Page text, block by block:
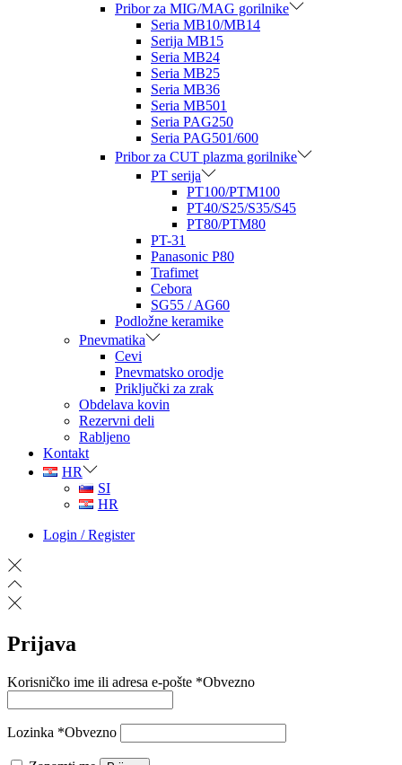
Pribor za MIG/MAG gorilnike
Seria MB10/MB14
Serija MB15
Seria MB24
Seria MB25
Seria MB36
Seria MB501
Seria PAG250
Seria PAG501/600
Pribor za CUT plazma gorilnike
PT serija
PT100/PTM100
PT40/S25/S35/S45
PT80/PTM80
PT-31
Panasonic P80
Trafimet
Cebora
SG55 / AG60
Podložne keramike
Pnevmatika
Cevi
Pnevmatsko orodje
Priključki za zrak
Obdelava kovin
Rezervni deli
Rabljeno
Kontakt
HR
SI
HR
Login / Register
Prijava
Korisničko ime ili adresa e-pošte *Obvezno
Lozinka *Obvezno